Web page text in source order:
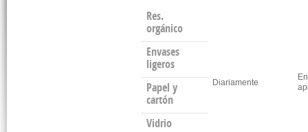
Res.
orgánico
Diariamente
Envases
ligeros
Papel y
cartón
Vidrio